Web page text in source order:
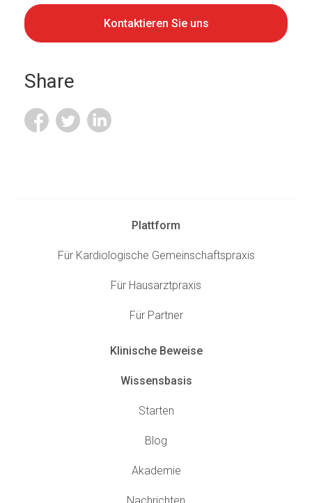
Kontaktieren Sie uns
Share
Plattform
Für Kardiologische Gemeinschaftspraxis
Für Hausarztpraxis
Für Partner
Klinische Beweise
Wissensbasis
Starten
Blog
Akademie